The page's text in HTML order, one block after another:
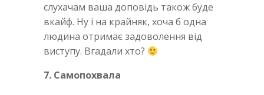
слухачам ваша доповідь також буде
вкайф. Ну і на крайняк, хоча б одна
людина отримає задоволення від
виступу. Вгадали хто?
7. Самопохвала